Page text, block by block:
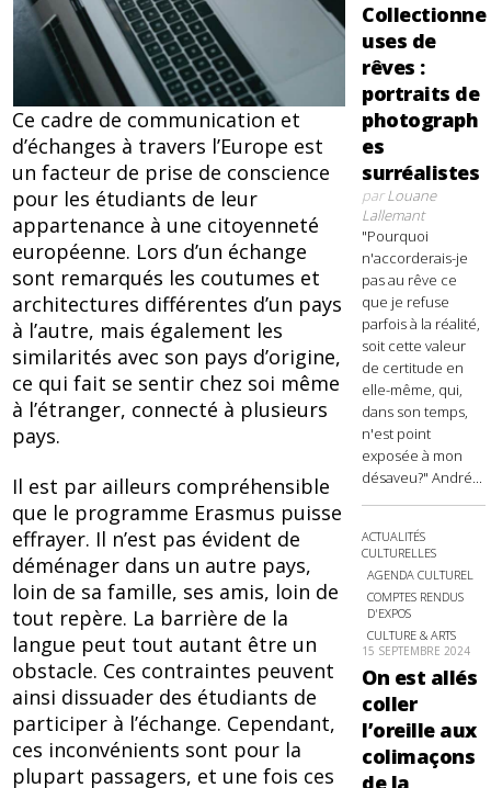
Ce cadre de communication et
d’échanges à travers l’Europe est
un facteur de prise de conscience
pour les étudiants de leur
appartenance à une citoyenneté
européenne. Lors d’un échange
sont remarqués les coutumes et
architectures différentes d’un pays
à l’autre, mais également les
similarités avec son pays d’origine,
ce qui fait se sentir chez soi même
à l’étranger, connecté à plusieurs
pays.
Il est par ailleurs compréhensible
que le programme Erasmus puisse
effrayer. Il n’est pas évident de
déménager dans un autre pays,
loin de sa famille, ses amis, loin de
tout repère. La barrière de la
langue peut tout autant être un
obstacle. Ces contraintes peuvent
ainsi dissuader des étudiants de
participer à l’échange. Cependant,
ces inconvénients sont pour la
plupart passagers, et une fois ces
Collectionne
uses de
rêves :
portraits de
photograph
es
surréalistes
parLouane
Lallemant
"Pourquoi
n'accorderais-je
pas au rêve ce
que je refuse
parfois à la réalité,
soit cette valeur
de certitude en
elle-même, qui,
dans son temps,
n'est point
exposée à mon
désaveu?" André...
ACTUALITÉS
CULTURELLES
AGENDA CULTUREL
COMPTES RENDUS
D'EXPOS
CULTURE & ARTS
15 SEPTEMBRE 2024
On est allés
coller
l’oreille aux
colimaçons
de la